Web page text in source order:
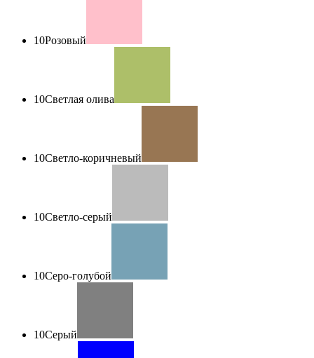
10Розовый
10Светлая олива
10Светло-коричневый
10Светло-серый
10Серо-голубой
10Серый